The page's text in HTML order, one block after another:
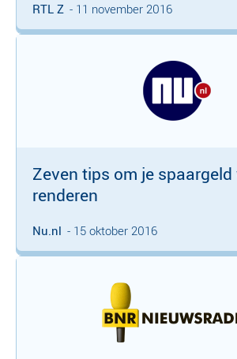
RTL Z - 11 november 2016
Zeven tips om je
renderen
Nu.nl - 15 oktober 2016